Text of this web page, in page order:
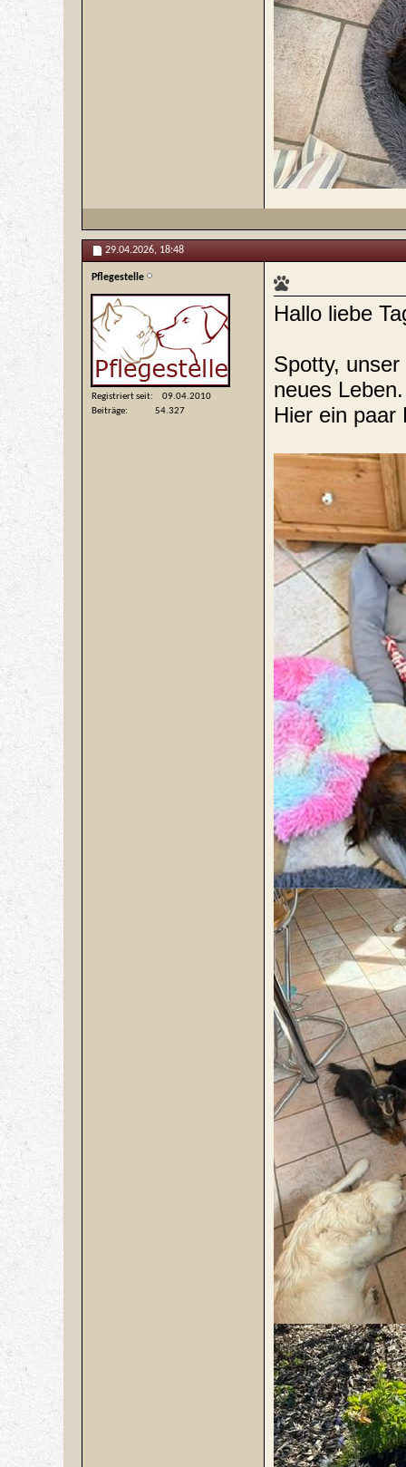
29.04.2026, 18:48
Pflegestelle
Registriert seit
09.04.2010
Beiträge
54.327
Hallo liebe
Spotty,
neues Leben.
Hier ein paar